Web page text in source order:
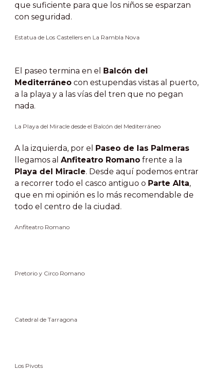
que suficiente para que los niños se esparzan
con seguridad.
Estatua de Los Castellers en La Rambla Nova
El paseo termina en el Balcón del
Mediterráneo con estupendas vistas al puerto,
a la playa y a las vías del tren que no pegan
nada.
La Playa del Miracle desde el Balcón del Mediterráneo
A la izquierda, por el Paseo de las Palmeras
llegamos al Anfiteatro Romano frente a la
Playa del Miracle. Desde aquí podemos entrar
a recorrer todo el casco antiguo o Parte Alta,
que en mi opinión es lo más recomendable de
todo el centro de la ciudad.
Anfiteatro Romano
Pretorio y Circo Romano
Catedral de Tarragona
Los Pivots